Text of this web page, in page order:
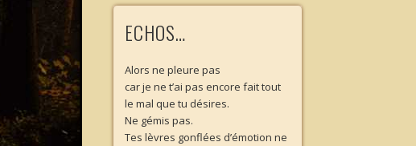
ECHOS…
Alors ne pleure pas
car je ne t’ai pas encore fait tout
le mal que tu désires.
Ne gémis pas.
Tes lèvres gonflées d’émotion ne